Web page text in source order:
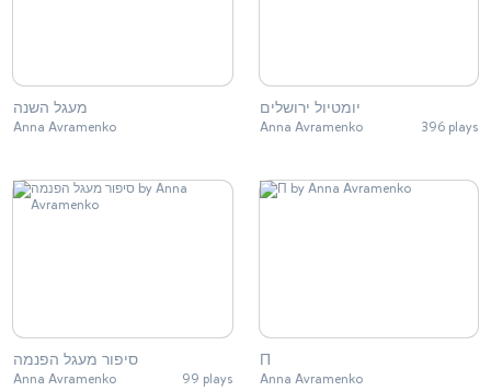
מעגל השנה
Anna Avramenko
יומטיול ירושלים
Anna Avramenko 396 plays
סיפור מעגל הפנמה
Anna Avramenko 99 plays
П
Anna Avramenko